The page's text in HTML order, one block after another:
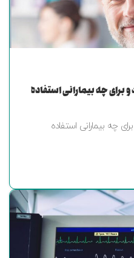
برای چه بیمارانی استفاده
چه بیمارانی استفاده